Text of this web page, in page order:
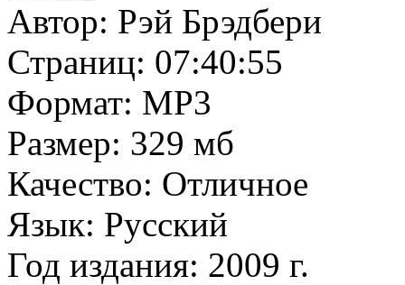
Автор: Рэй Брэдбери
Страниц: 07:40:55
Формат: MP3
Размер: 329 мб
Качество: Отличное
Язык: Русский
Год издания: 2009 г.